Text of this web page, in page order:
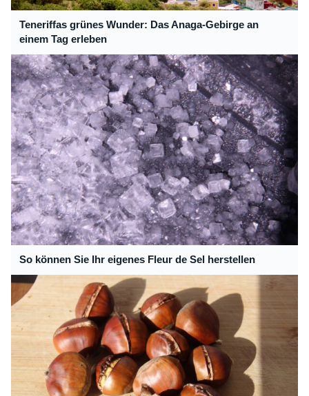
Teneriffas grünes Wunder: Das Anaga-Gebirge an
einem Tag erleben
So können Sie Ihr eigenes Fleur de Sel herstellen